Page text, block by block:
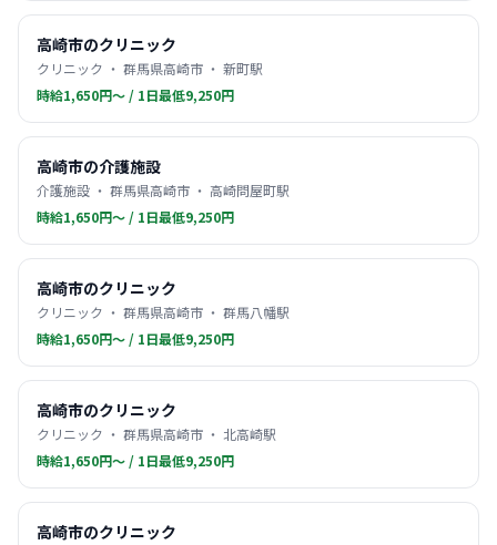
高崎市のクリニック
クリニック ・ 群馬県高崎市 ・ 新町駅
時給1,650円〜 / 1日最低9,250円
高崎市の介護施設
介護施設 ・ 群馬県高崎市 ・ 高崎問屋町駅
時給1,650円〜 / 1日最低9,250円
高崎市のクリニック
クリニック ・ 群馬県高崎市 ・ 群馬八幡駅
時給1,650円〜 / 1日最低9,250円
高崎市のクリニック
クリニック ・ 群馬県高崎市 ・ 北高崎駅
時給1,650円〜 / 1日最低9,250円
高崎市のクリニック